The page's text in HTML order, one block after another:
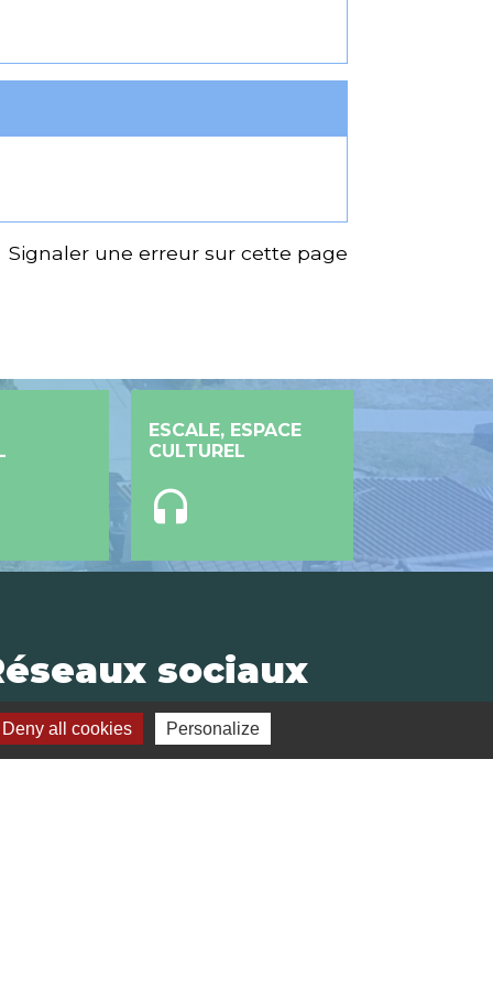
Signaler une erreur sur cette page
ESCALE, ESPACE
CULTUREL
headset
sociaux
Deny all cookies Personalize